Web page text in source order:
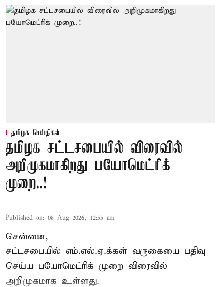
தமிழக செய்திகள்
தமிழக சட்டசபையில் விரைவில்
அறிமுகமாகிறது பயோமெட்ரிக்
முறை..!
Published on: 08 Aug 2026, 12:55 am
சென்னை,
சட்டசபையில் எம்.எல்.ஏ.க்கள் வருகையை பதிவு
செய்ய பயோமெட்ரிக் முறை விரைவில்
அறிமுகமாக உள்ளது.